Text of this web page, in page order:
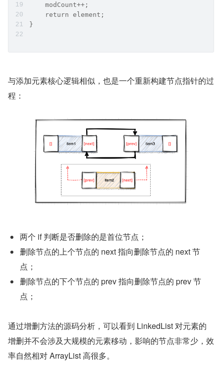
    modCount++;
    return element;
}
与添加元素核心逻辑相似，也是一个重新构建节点指针的过
程：
两个 if 判断是否删除的是首位节点；
删除节点的上个节点的 next 指向删除节点的 next 节
点；
删除节点的下个节点的 prev 指向删除节点的 prev 节
点；
通过增删方法的源码分析，可以看到 LinkedList 对元素的
增删并不会涉及大规模的元素移动，影响的节点非常少，效
率自然相对 ArrayList 高很多。